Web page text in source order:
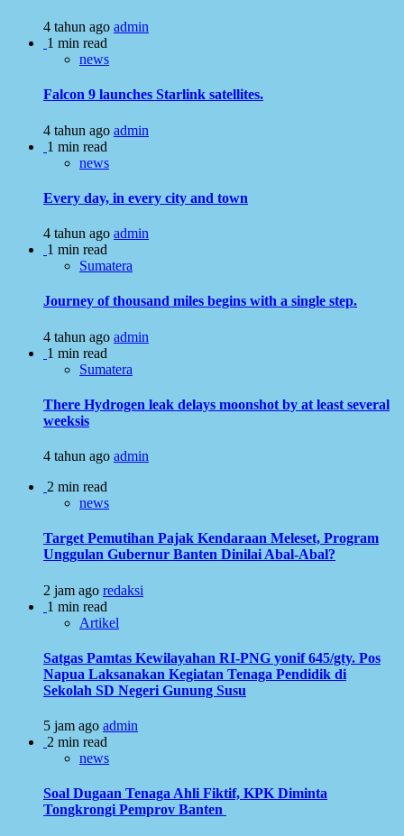
4 tahun ago admin
1 min read
news
Falcon 9 launches Starlink satellites.
4 tahun ago admin
1 min read
news
Every day, in every city and town
4 tahun ago admin
1 min read
Sumatera
Journey of thousand miles begins with a single step.
4 tahun ago admin
1 min read
Sumatera
There Hydrogen leak delays moonshot by at least several
weeksis
4 tahun ago admin
2 min read
news
Target Pemutihan Pajak Kendaraan Meleset, Program
Unggulan Gubernur Banten Dinilai Abal-Abal?
2 jam ago redaksi
1 min read
Artikel
Satgas Pamtas Kewilayahan RI-PNG yonif 645/gty. Pos
Napua Laksanakan Kegiatan Tenaga Pendidik di
Sekolah SD Negeri Gunung Susu
5 jam ago admin
2 min read
news
Soal Dugaan Tenaga Ahli Fiktif, KPK Diminta
Tongkrongi Pemprov Banten